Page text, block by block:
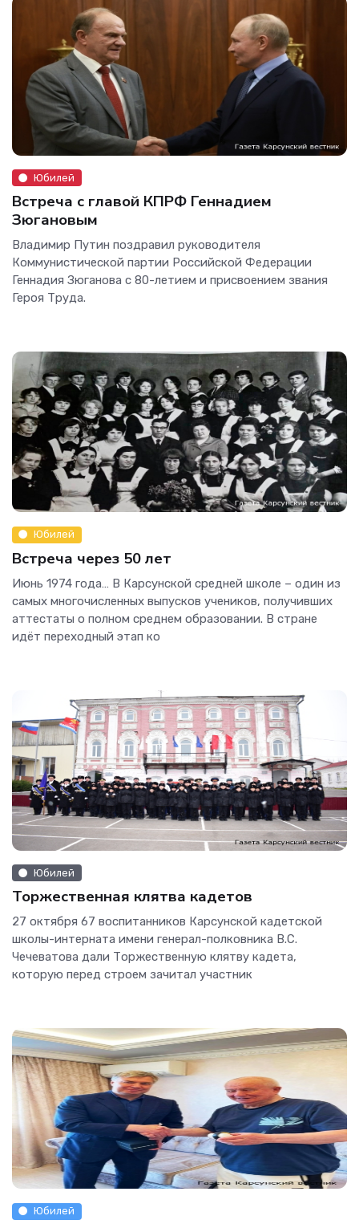
Юбилей
Встреча с главой КПРФ Геннадием
Зюгановым
Владимир Путин поздравил руководителя
Коммунистической партии Российской Федерации
Геннадия Зюганова с 80-летием и присвоением звания
Героя Труда.
Юбилей
Встреча через 50 лет
Июнь 1974 года… В Карсунской средней школе – один из
самых многочисленных выпусков учеников, получивших
аттестаты о полном среднем образовании. В стране
идёт переходный этап ко
Юбилей
Торжественная клятва кадетов
27 октября 67 воспитанников Карсунской кадетской
школы-интерната имени генерал-полковника В.С.
Чечеватова дали Торжественную клятву кадета,
которую перед строем зачитал участник
Юбилей